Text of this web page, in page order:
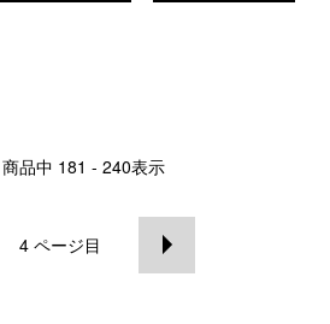
商品中 181 - 240表示
4 ページ目